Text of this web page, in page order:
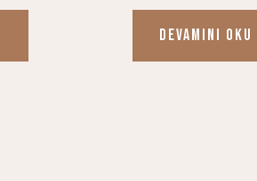
DEVAMINI OKU